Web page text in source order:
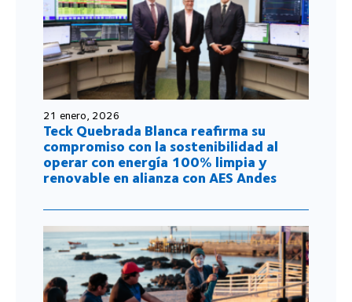
21 enero, 2026
Teck Quebrada Blanca reafirma su
compromiso con la sostenibilidad al
operar con energía 100% limpia y
renovable en alianza con AES Andes